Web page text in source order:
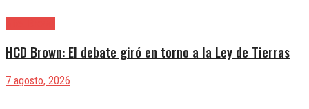
HCD Brown: El debate giró en torno a la Ley de Tierras
7 agosto, 2026